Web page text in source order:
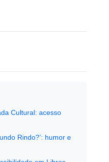
Cultural: acesso
Rindo?’: humor e